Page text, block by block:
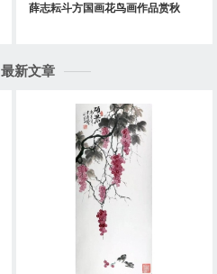
薛志耘斗方国画花鸟画作品赏秋
最新文章